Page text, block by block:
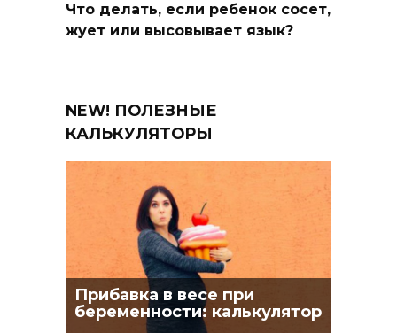
Что делать, если ребенок сосет,
жует или высовывает язык?
NEW! ПОЛЕЗНЫЕ
КАЛЬКУЛЯТОРЫ
Прибавка в весе при
беременности: калькулятор